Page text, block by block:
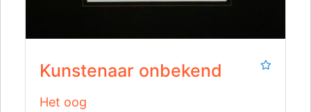
Kunstenaar onbekend
Het oog